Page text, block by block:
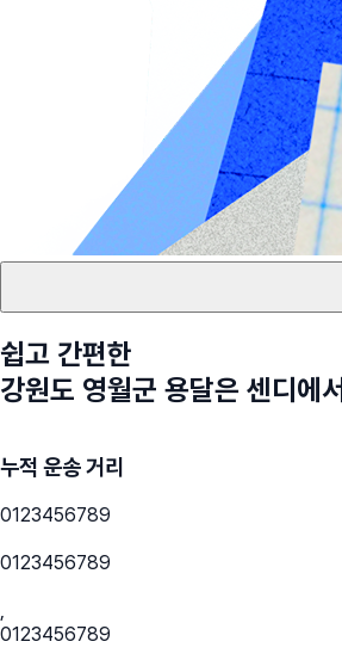
쉽고 간편한
강원도 영월군 용달은 센디에서
누적 운송 거리
0123456789
0123456789
,
0123456789